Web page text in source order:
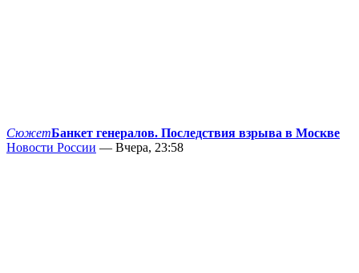
СюжетБанкет генералов. Последствия взрыва в Москве
Новости России — Вчера, 23:58